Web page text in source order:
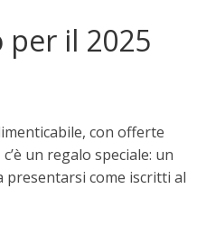
il 2025
con offerte
c’è un regalo speciale: un
come iscritti al